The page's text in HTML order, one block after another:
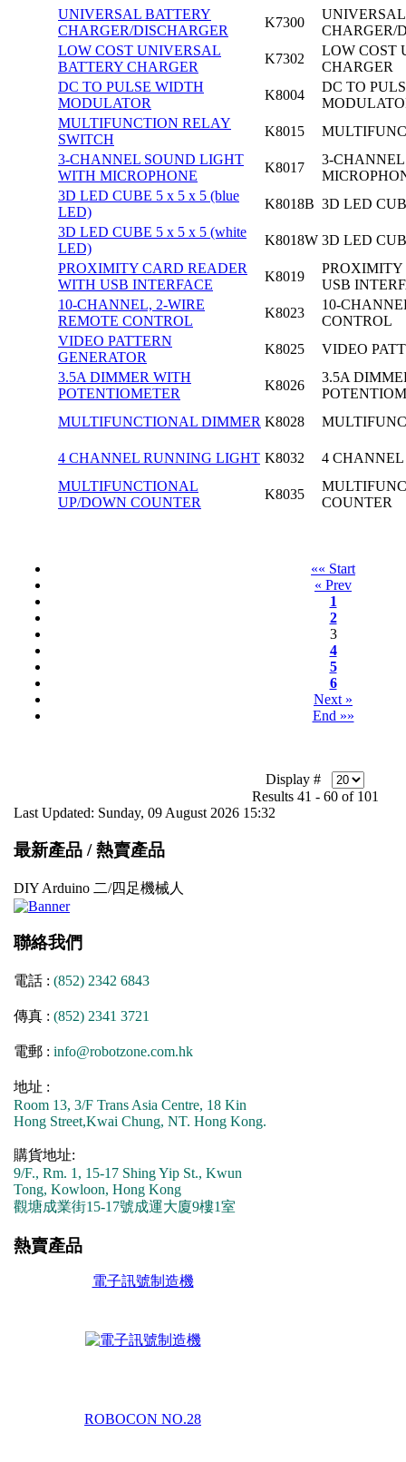
UNIVERSAL BATTERY
CHARGER/DISCHARGER
K7300
CHARGER/
LOW COST UNIVERSAL
BATTERY CHARGER
K7302
LOW COST
CHARGER
DC TO PULSE WIDTH
MODULATOR
K8004
DC TO
MULTIFUNCTION RELAY
SWITCH
K8015
3-CHANNEL SOUND LIGHT
WITH MICROPHONE
K8017
3-
3D LED CUBE 5 x 5 x 5 (blue
LED)
K8018B 3D LED
3D LED CUBE 5 x 5 x 5 (white
LED)
K8018W 3D LED
PROXIMITY CARD READER
WITH USB INTERFACE
K8019
PROXIMITY
USB
10-CHANNEL, 2-WIRE
REMOTE CONTROL
K8023
10-
CONTROL
VIDEO PATTERN
GENERATOR
K8025
VIDEO
3.5A DIMMER WITH
POTENTIOMETER
K8026
3.5A
MULTIFUNCTIONAL DIMMER K8028
4 CHANNEL RUNNING LIGHT K8032
4
MULTIFUNCTIONAL
UP/DOWN COUNTER
K8035
COUNTER
«« Start
« Prev
1
2
3
4
5
6
Next »
End »»
Display #
Results 41 - 60 of 101
Last Updated: Sunday, 09 August 2026 15:32
最新產品 / 熱賣產品
DIY Arduino 二/四足機械人
聯絡我們
電話 : (852) 2342 6843
傳真 : (852) 2341 3721
電郵 : info@robotzone.com.hk
地址 :
Room 13, 3/F Trans Asia Centre, 18 Kin
Hong Street,Kwai Chung, NT. Hong Kong.
購貨地址:
9/F., Rm. 1, 15-17 Shing Yip St., Kwun
Tong, Kowloon, Hong Kong
觀塘成業街15-17號成運大廈9樓1室
熱賣產品
電子訊號制造機
ROBOCON NO.28